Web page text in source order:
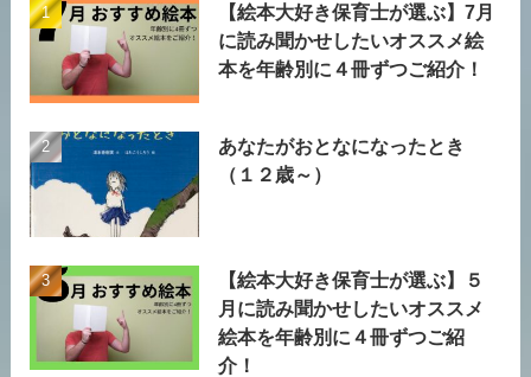
【絵本大好き保育士が選ぶ】7月
に読み聞かせしたいオススメ絵
本を年齢別に４冊ずつご紹介！
あなたがおとなになったとき
（１２歳～）
【絵本大好き保育士が選ぶ】５
月に読み聞かせしたいオススメ
絵本を年齢別に４冊ずつご紹
介！